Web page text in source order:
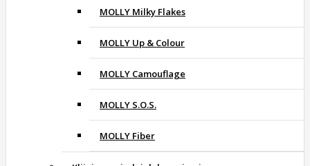
MOLLY Milky Flakes
MOLLY Up & Colour
MOLLY Camouflage
MOLLY S.O.S.
MOLLY Fiber